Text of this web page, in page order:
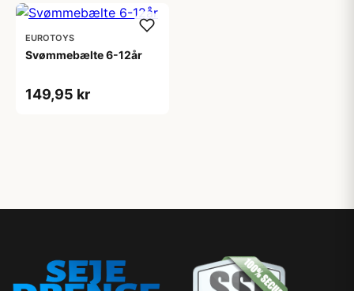
EUROTOYS
Svømmebælte 6-12år
149,95 kr